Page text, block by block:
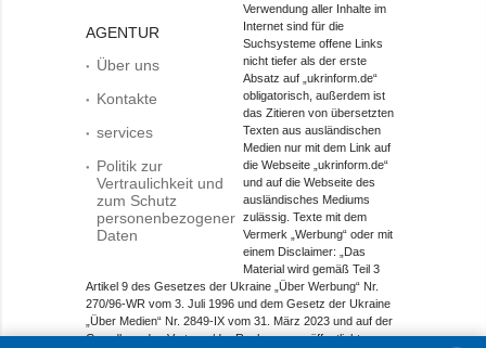
AGENTUR
Über uns
Kontakte
services
Politik zur
Vertraulichkeit und
zum Schutz
personenbezogener
Daten
Verwendung aller Inhalte im
Internet sind für die
Suchsysteme offene Links
nicht tiefer als der erste
Absatz auf „ukrinform.de“
obligatorisch, außerdem ist
das Zitieren von übersetzten
Texten aus ausländischen
Medien nur mit dem Link auf
die Webseite „ukrinform.de“
und auf die Webseite des
ausländisches Mediums
zulässig. Texte mit dem
Vermerk „Werbung“ oder mit
einem Disclaimer: „Das
Material wird gemäß Teil 3
Artikel 9 des Gesetzes der Ukraine „Über Werbung“ Nr.
270/96-WR vom 3. Juli 1996 und dem Gesetz der Ukraine
„Über Medien“ Nr. 2849-IX vom 31. März 2023 und auf der
Grundlage des Vertrags/der Rechnung veröffentlicht.